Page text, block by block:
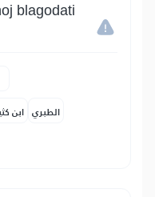
blagodati
ابن الطبري